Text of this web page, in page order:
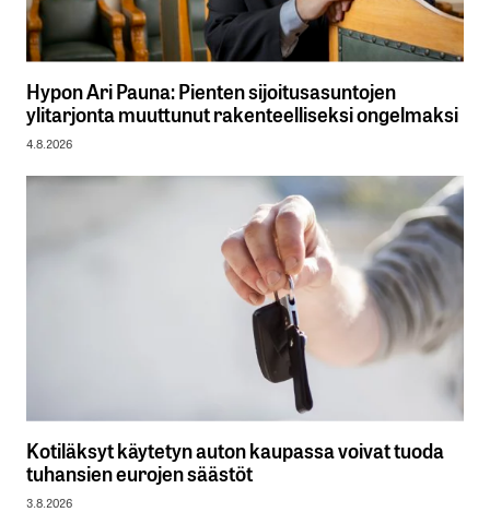
Hypon Ari Pauna: Pienten sijoitusasuntojen
ylitarjonta muuttunut rakenteelliseksi ongelmaksi
4.8.2026
Kotiläksyt käytetyn auton kaupassa voivat tuoda
tuhansien eurojen säästöt
3.8.2026